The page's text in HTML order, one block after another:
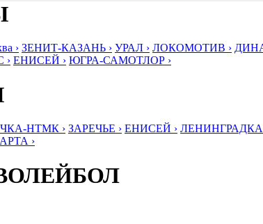
› ЗЕНИТ-КАЗАНЬ › УРАЛ › ЛОКОМОТИВ ›
› ЕНИСЕЙ › ЮГРА-САМОТЛОР ›
НТМК › ЗАРЕЧЬЕ › ЕНИСЕЙ › ЛЕНИНГРАДКА
›